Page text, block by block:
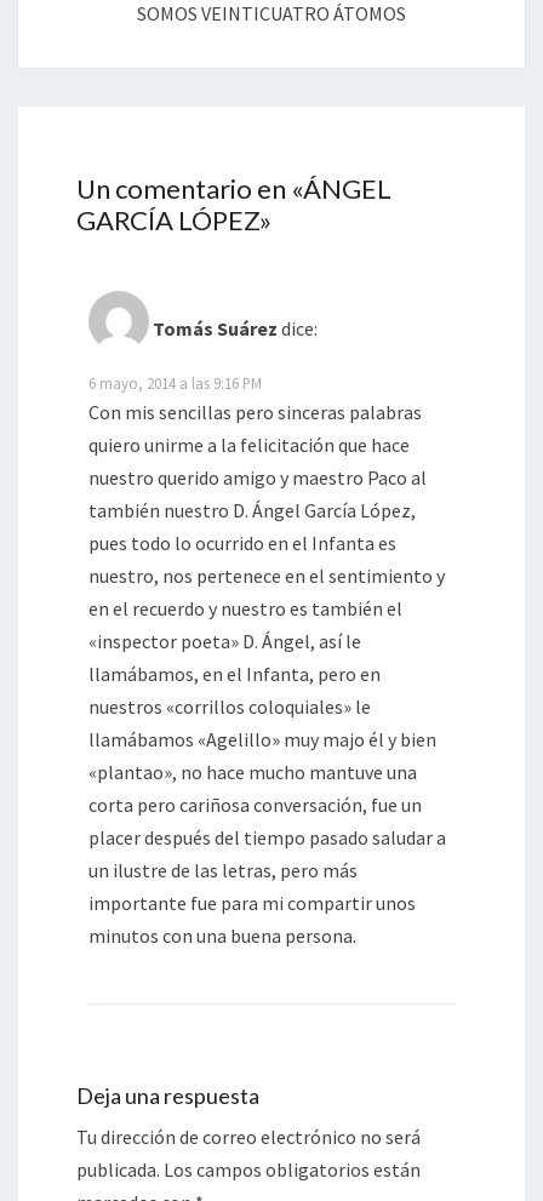
SOMOS VEINTICUATRO ÁTOMOS
Un comentario en «ÁNGEL
GARCÍA LÓPEZ»
Tomás Suárez dice:
6 mayo, 2014 a las 9:16 PM
Con mis sencillas pero sinceras palabras
quiero unirme a la felicitación que hace
nuestro querido amigo y maestro Paco al
también nuestro D. Ángel García López,
pues todo lo ocurrido en el Infanta es
nuestro, nos pertenece en el sentimiento y
en el recuerdo y nuestro es también el
«inspector poeta» D. Ángel, así le
llamábamos, en el Infanta, pero en
nuestros «corrillos coloquiales» le
llamábamos «Agelillo» muy majo él y bien
«plantao», no hace mucho mantuve una
corta pero cariñosa conversación, fue un
placer después del tiempo pasado saludar a
un ilustre de las letras, pero más
importante fue para mi compartir unos
minutos con una buena persona.
Deja una respuesta
Tu dirección de correo electrónico no será
publicada. Los campos obligatorios están